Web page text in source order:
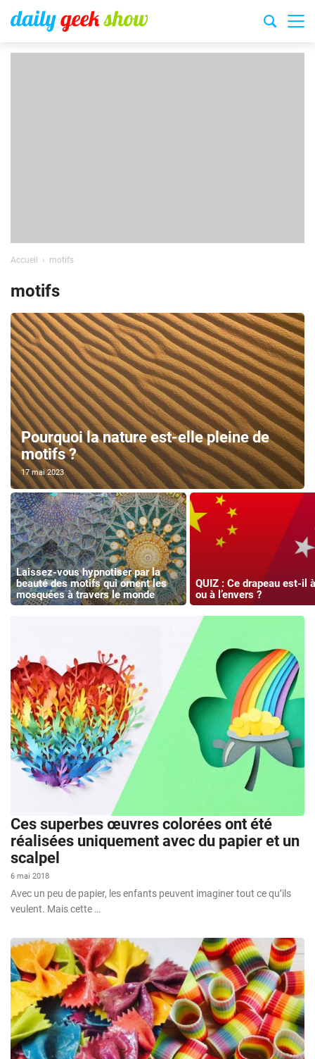
Accueil motifs
motifs
Pourquoi la nature est-elle pleine de
motifs ?
17 mai 2023
Laissez-vous hypnotiser par la
beauté des motifs qui ornent les
mosquées à travers le monde
QUIZ : Ce drapeau est-il
ou à l’envers ?
Ces superbes œuvres colorées ont été
réalisées uniquement avec du papier et un
scalpel
6 mai 2018
Avec un peu de papier, les enfants peuvent imaginer tout ce qu’ils
veulent. Mais cette …